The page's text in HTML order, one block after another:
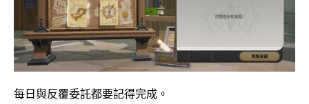
每日與反覆委託都要記得完成。